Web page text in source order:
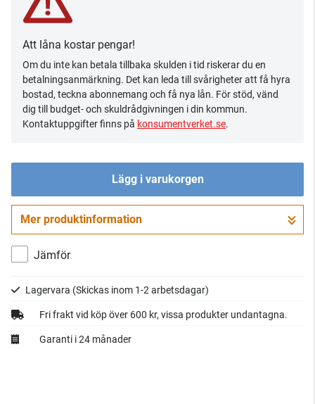
Att låna kostar pengar!
Om du inte kan betala tillbaka skulden i tid riskerar du en
betalningsanmärkning. Det kan leda till svårigheter att få hyra
bostad, teckna abonnemang och få nya lån. För stöd, vänd
dig till budget- och skuldrådgivningen i din kommun.
Kontaktuppgifter finns på konsumentverket.se.
Lägg i varukorgen
Gå till kassan
Mer produktinformation
Jämför
Lagervara (Skickas inom 1-2 arbetsdagar)
Fri frakt vid köp över 600 kr, vissa produkter undantagna.
Garanti i 24 månader